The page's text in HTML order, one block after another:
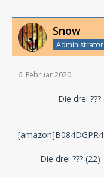
Snow
Administrator
6. Februar 2020
Die drei
Die drei ???